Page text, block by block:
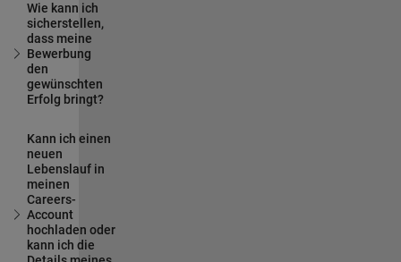
Wie kann ich
sicherstellen,
dass meine
Bewerbung
den
gewünschten
Erfolg bringt?
Kann ich einen
neuen
Lebenslauf in
meinen
Careers-
Account
hochladen oder
kann ich die